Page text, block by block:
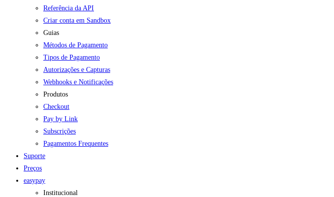
Referência da API
Criar conta em Sandbox
Guias
Métodos de Pagamento
Tipos de Pagamento
Autorizações e Capturas
Webhooks e Notificações
Produtos
Checkout
Pay by Link
Subscrições
Pagamentos Frequentes
Suporte
Preços
easypay
Institucional